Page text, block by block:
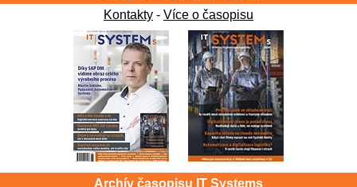
Kontakty - Více o časopisu
Archív časopisu IT Systems